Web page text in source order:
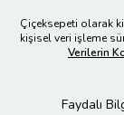
Çiçeksepeti olarak
kişisel veri işleme
Verilerin
Faydalı